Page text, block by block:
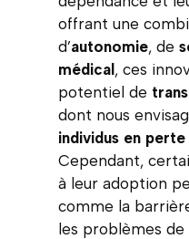
offrant une
d’autonomie, de
médical, ces
potentiel de
dont nous
individus en
Cependant,
à leur adoption
comme la
les problèmes